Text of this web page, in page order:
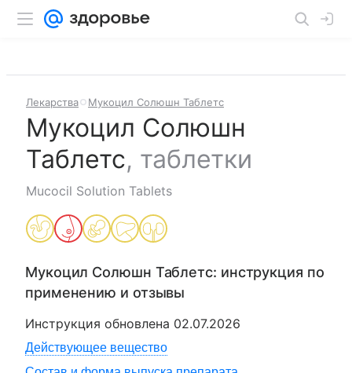
Лекарства Мукоцил Солюшн Таблетс
Мукоцил Солюшн
Таблетс, таблетки
Mucocil Solution Tablets
Мукоцил Солюшн Таблетс: инструкция по
применению и отзывы
Инструкция обновлена 02.07.2026
Действующее вещество